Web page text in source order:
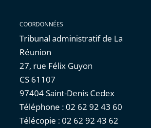
COORDONNÉES
Tribunal administratif de La
Réunion
27, rue Félix Guyon
CS 61107
97404 Saint-Denis Cedex
Téléphone : 02 62 92 43 60
Télécopie : 02 62 92 43 62